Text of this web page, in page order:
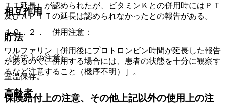
ＴＴ延長）が認められたが、ビタミンＫとの併用時にはＰＴ
及びＡＰＴＴの延長は認められなかったとの報告がある。
貯法
（保管上の注意）
室温保存。
保険給付上の注意、その他上記以外の使用上の注
相互作用
１０．２． 併用注意：
ワルファリン［併用後にプロトロンビン時間が延長した報告
があるので、併用する場合には、患者の状態を十分に観察す
るなど注意すること（機序不明）］。
高齢者